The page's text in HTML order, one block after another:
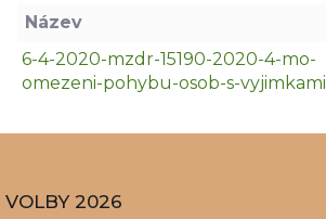
Název
6-4-2020-mzdr-15190-2020-4-mo-
omezeni-pohybu-osob-s-vyjimkami
VOLBY 2026